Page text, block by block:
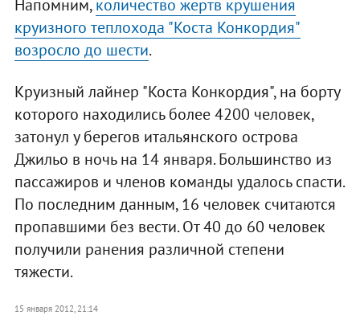
Напомним,количество жертв крушения
круизного теплохода "Коста Конкордия"
возросло до шести.
Круизный лайнер "Коста Конкордия", на борту
которого находились более 4200 человек,
затонул у берегов итальянского острова
Джильо в ночь на 14 января. Большинство из
пассажиров и членов команды удалось спасти.
По последним данным, 16 человек считаются
пропавшими без вести. От 40 до 60 человек
получили ранения различной степени
тяжести.
15 января 2012, 21:14